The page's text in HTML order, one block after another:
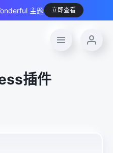
主题 立即查看
插件